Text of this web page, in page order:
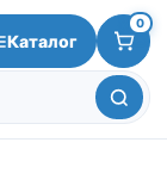
Каталог
0